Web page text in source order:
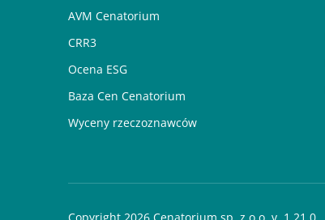
AVM Cenatorium
CRR3
Ocena ESG
Baza Cen Cenatorium
Wyceny rzeczoznawców